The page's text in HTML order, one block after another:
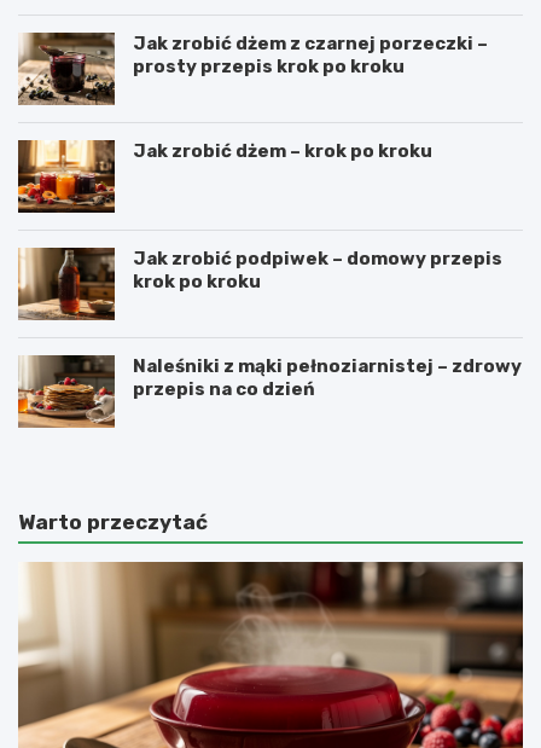
Jak zrobić dżem z czarnej porzeczki –
prosty przepis krok po kroku
Jak zrobić dżem – krok po kroku
Jak zrobić podpiwek – domowy przepis
krok po kroku
Naleśniki z mąki pełnoziarnistej – zdrowy
przepis na co dzień
Warto przeczytać